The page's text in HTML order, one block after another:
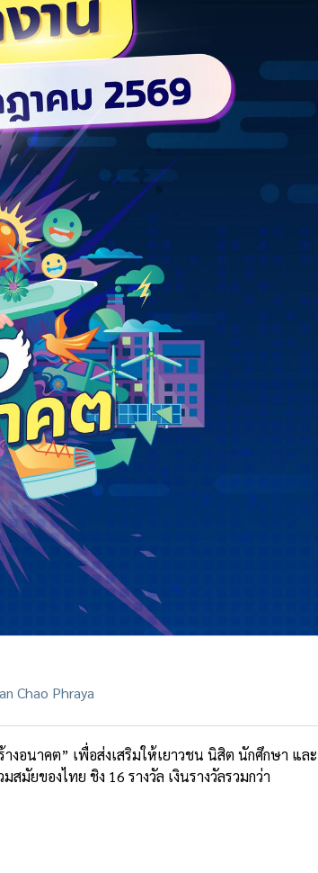
Chao Phraya
งอนาคต” เพื่อส่งเสริมให้เยาวชน นิสิต นักศึกษา และ
ยของไทย ชิง 16 รางวัล เงินรางวัลรวมกว่า